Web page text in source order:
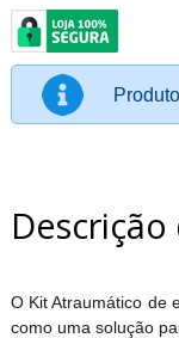
O Kit Atraumático de
como uma solução